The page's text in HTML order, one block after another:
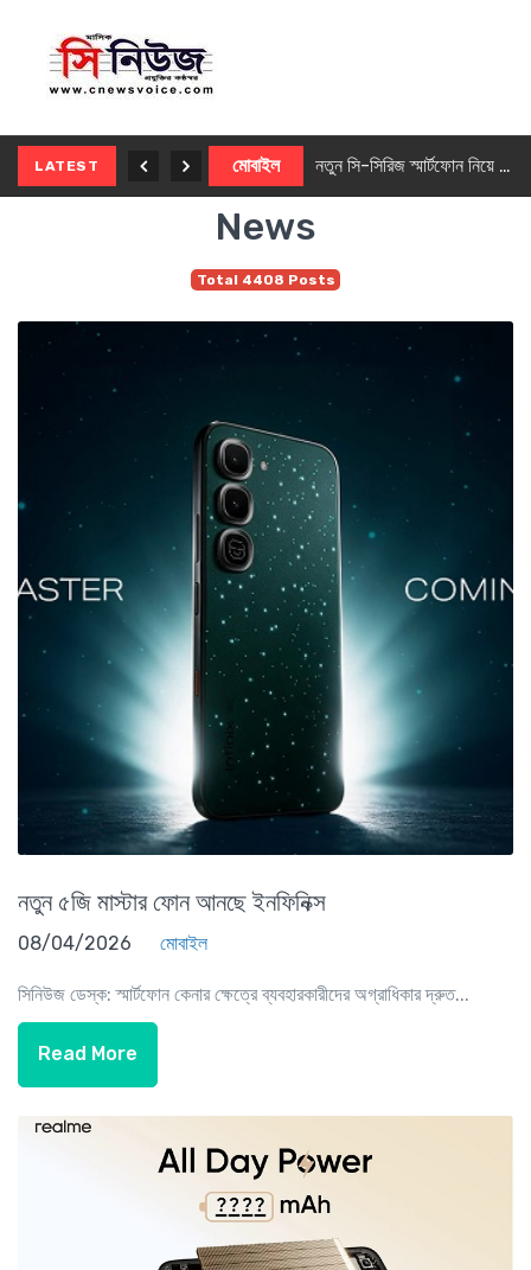
LATEST মোবাইল নতুন সি-সিরিজ স্মার্টফোন নিয়ে আসছে রিয়েলমি
News
Total 4408 Posts
নতুন ৫জি মাস্টার ফোন আনছে ইনফিনিক্স
08/04/2026 মোবাইল
সিনিউজ ডেস্ক: স্মার্টফোন কেনার ক্ষেত্রে ব্যবহারকারীদের অগ্রাধিকার দ্রুত...
Read More